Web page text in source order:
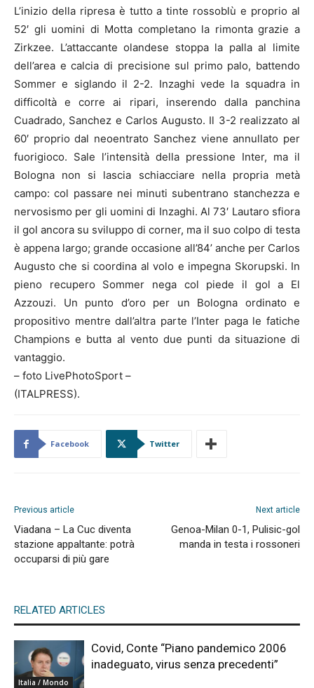
L’inizio della ripresa è tutto a tinte rossoblù e proprio al
52′ gli uomini di Motta completano la rimonta grazie a
Zirkzee. L’attaccante olandese stoppa la palla al limite
dell’area e calcia di precisione sul primo palo, battendo
Sommer e siglando il 2-2. Inzaghi vede la squadra in
difficoltà e corre ai ripari, inserendo dalla panchina
Cuadrado, Sanchez e Carlos Augusto. Il 3-2 realizzato al
60′ proprio dal neoentrato Sanchez viene annullato per
fuorigioco. Sale l’intensità della pressione Inter, ma il
Bologna non si lascia schiacciare nella propria metà
campo: col passare nei minuti subentrano stanchezza e
nervosismo per gli uomini di Inzaghi. Al 73′ Lautaro sfiora
il gol ancora su sviluppo di corner, ma il suo colpo di testa
è appena largo; grande occasione all’84’ anche per Carlos
Augusto che si coordina al volo e impegna Skorupski. In
pieno recupero Sommer nega col piede il gol a El
Azzouzi. Un punto d’oro per un Bologna ordinato e
propositivo mentre dall’altra parte l’Inter paga le fatiche
Champions e butta al vento due punti da situazione di
vantaggio.
– foto LivePhotoSport –
(ITALPRESS).
Facebook Twitter
Previous article
Viadana – La Cuc diventa
stazione appaltante: potrà
occuparsi di più gare
Next article
Genoa-Milan 0-1, Pulisic-gol
manda in testa i rossoneri
RELATED ARTICLES
Italia / Mondo
Covid, Conte “Piano pandemico 2006
inadeguato, virus senza precedenti”